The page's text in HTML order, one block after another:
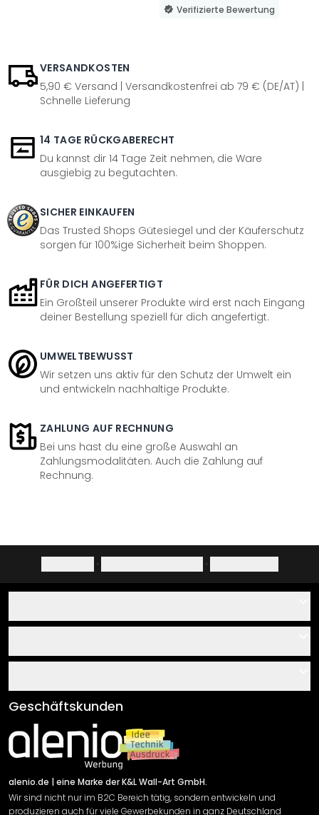
Verifizierte Bewertung
VERSANDKOSTEN
5,90 € Versand | Versandkostenfrei ab 79 € (DE/AT) |
Schnelle Lieferung
14 TAGE RÜCKGABERECHT
Du kannst dir 14 Tage Zeit nehmen, die Ware
ausgiebig zu begutachten.
SICHER EINKAUFEN
Das Trusted Shops Gütesiegel und der Käuferschutz
sorgen für 100%ige Sicherheit beim Shoppen.
FÜR DICH ANGEFERTIGT
Ein Großteil unserer Produkte wird erst nach Eingang
deiner Bestellung speziell für dich angefertigt.
UMWELTBEWUSST
Wir setzen uns aktiv für den Schutz der Umwelt ein
und entwickeln nachhaltige Produkte.
ZAHLUNG AUF RECHNUNG
Bei uns hast du eine große Auswahl an
Zahlungsmodalitäten. Auch die Zahlung auf
Rechnung.
· ·
Über uns
Klebe- und Montageanleitungen
Newsletter An-/Abmeldung
Sendungsverfolgung
AGB
Impressum
Versand & Zahlung
Rücksendung
Widerrufsrecht
Geschäftskunden
alenio.de | eine Marke der K&L Wall-Art GmbH.
Wir sind nicht nur im B2C Bereich tätig, sondern entwickeln und
produzieren auch für viele Gewerbekunden in ganz Deutschland